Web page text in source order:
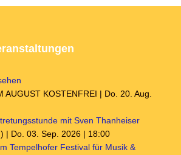
KOSTENFREI | Do. 20. Aug.
mit Sven Thanheiser
| Do. 03. Sep. 2026 | 18:00
Tempelhofer Festival für Musik &